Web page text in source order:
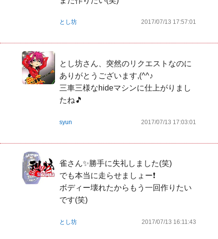
とし坊 2017/07/13 17:57:01
とし坊さん、突然のリクエストなのに
ありがとうございます,(^^♪
三車三様なhideマシンに仕上がりまし
たね🎵
syun 2017/07/13 17:03:01
雀さん✨勝手に失礼しました(笑)
でも本当に走らせましょー❗
ボディー壊れたからもう一回作りたい
です(笑)
とし坊 2017/07/13 16:11:43